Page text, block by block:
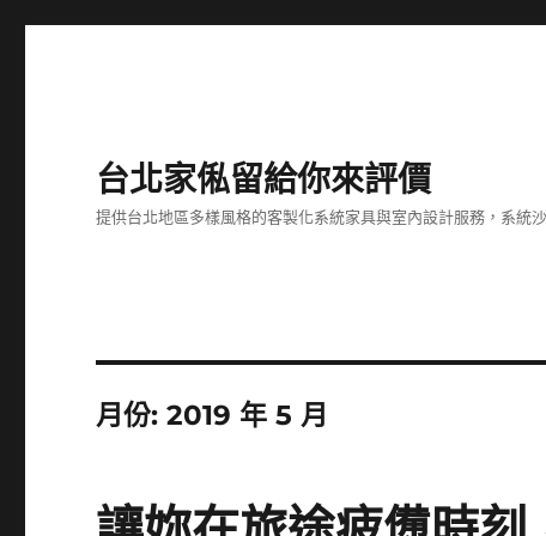
台北家俬留給你來評價
提供台北地區多樣風格的客製化系統家具與室內設計服務，系統
月份:2019 年 5 月